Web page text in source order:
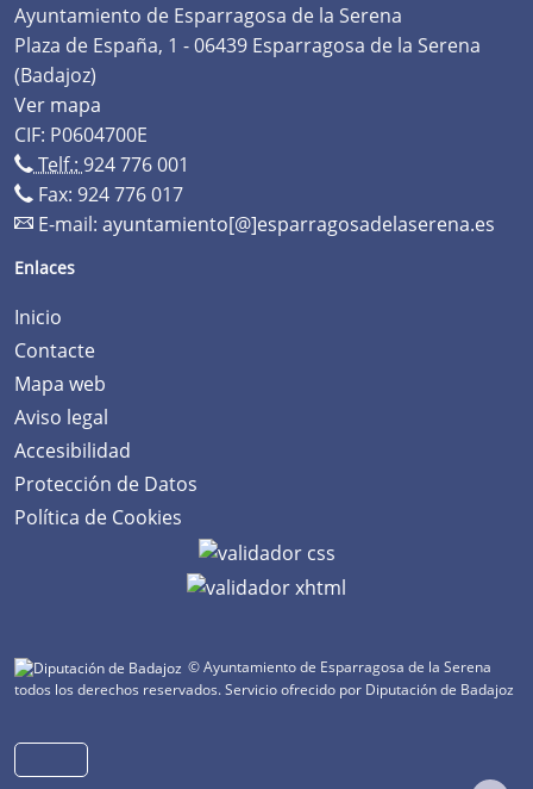
Ayuntamiento de Esparragosa de la Serena
Plaza de España, 1 - 06439 Esparragosa de la Serena
(Badajoz)
Ver mapa
CIF: P0604700E
Telf.: 924 776 001
Fax: 924 776 017
E-mail: ayuntamiento[@]esparragosadelaserena.es
Enlaces
Inicio
Contacte
Mapa web
Aviso legal
Accesibilidad
Protección de Datos
Política de Cookies
© Ayuntamiento de Esparragosa de la Serena
todos los derechos reservados.Servicio ofrecido por Diputación de Badajoz